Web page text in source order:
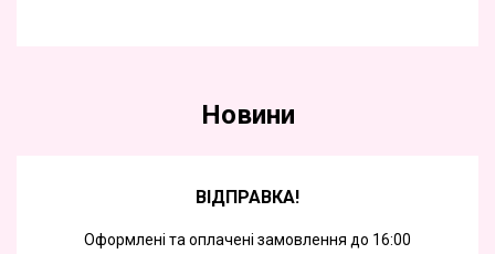
Новини
ВІДПРАВКА!
Оформлені та оплачені замовлення до 16:00